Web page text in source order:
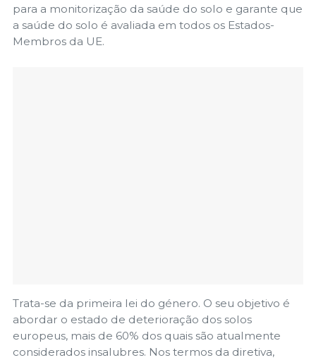
para a monitorização da saúde do solo e garante que
a saúde do solo é avaliada em todos os Estados-
Membros da UE.
Trata-se da primeira lei do género. O seu objetivo é
abordar o estado de deterioração dos solos
europeus, mais de 60% dos quais são atualmente
considerados insalubres. Nos termos da diretiva,